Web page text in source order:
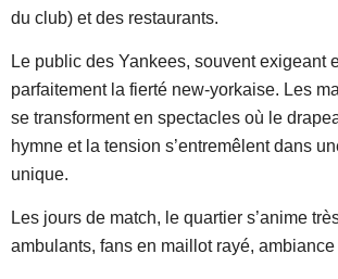
du club) et des restaurants.
Le public des Yankees, souvent exigeant
parfaitement la fierté new-yorkaise. Les
se transforment en spectacles où le
hymne et la tension s’entremêlent dans
unique.
Les jours de match, le quartier s’anime
ambulants, fans en maillot rayé,